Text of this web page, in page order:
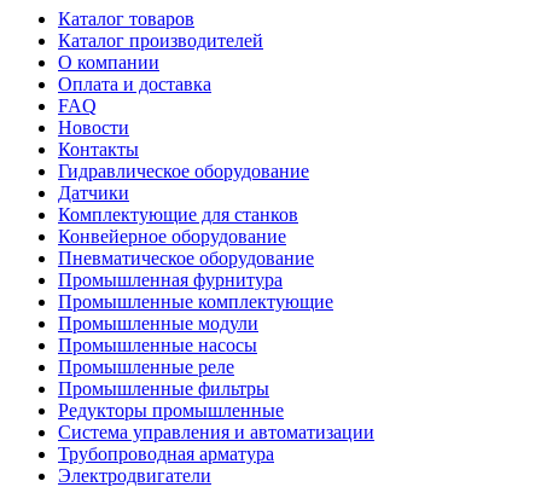
Каталог товаров
Каталог производителей
О компании
Оплата и доставка
FAQ
Новости
Контакты
Гидравлическое оборудование
Датчики
Комплектующие для станков
Конвейерное оборудование
Пневматическое оборудование
Промышленная фурнитура
Промышленные комплектующие
Промышленные модули
Промышленные насосы
Промышленные реле
Промышленные фильтры
Редукторы промышленные
Система управления и автоматизации
Трубопроводная арматура
Электродвигатели